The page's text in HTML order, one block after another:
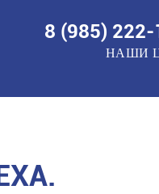
8 (985) 222-
НАШИ